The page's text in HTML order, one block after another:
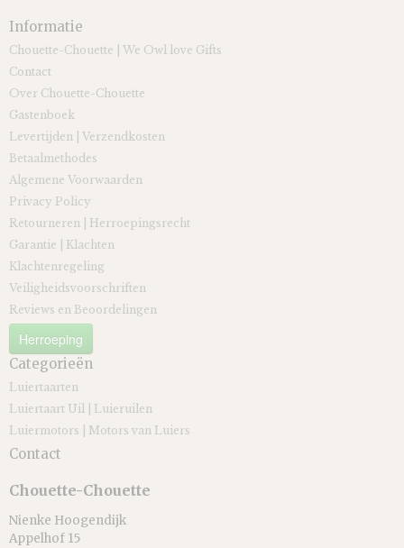
Informatie
Chouette-Chouette | We Owl love Gifts
Contact
Over Chouette-Chouette
Gastenboek
Levertijden | Verzendkosten
Betaalmethodes
Algemene Voorwaarden
Privacy Policy
Retourneren | Herroepingsrecht
Garantie | Klachten
Klachtenregeling
Veiligheidsvoorschriften
Reviews en Beoordelingen
Herroeping
Categorieën
Luiertaarten
Luiertaart Uil | Luieruilen
Luiermotors | Motors van Luiers
Contact
Chouette-Chouette
Nienke Hoogendijk
Appelhof 15